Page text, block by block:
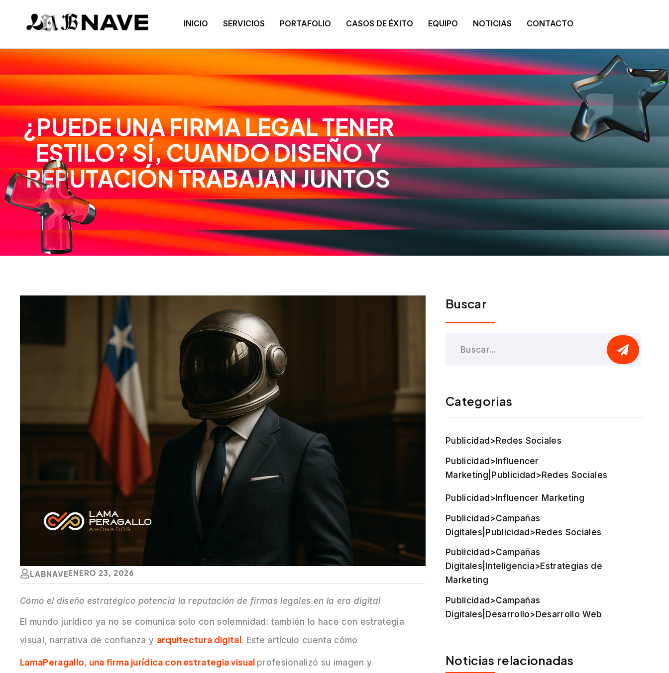
INICIO SERVICIOS PORTAFOLIO CASOS DE ÉXITO EQUIPO NOTICIAS CONTACTO
¿PUEDE UNA FIRMA LEGAL TENER
ESTILO? SÍ, CUANDO DISEÑO Y
REPUTACIÓN TRABAJAN JUNTOS
LABNAVEENERO 23, 2026
Cómo el diseño estratégico potencia la reputación de firmas legales en la era digital
El mundo jurídico ya no se comunica solo con solemnidad: también lo hace con estrategia
visual, narrativa de confianza y arquitectura digital. Este artículo cuenta cómo
LamaPeragallo, una firma jurídica con estrategia visual profesionalizó su imagen y
Buscar
Categorias
Publicidad>Redes Sociales
Publicidad>Influencer
Marketing|Publicidad>Redes Sociales
Publicidad>Influencer Marketing
Publicidad>Campañas
Digitales|Publicidad>Redes Sociales
Publicidad>Campañas
Digitales|Inteligencia>Estrategias de
Marketing
Publicidad>Campañas
Digitales|Desarrollo>Desarrollo Web
Noticias relacionadas